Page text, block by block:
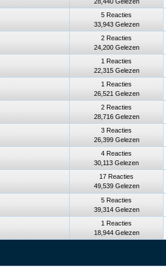
5 Reacties
33,943 Gelezen
2 Reacties
24,200 Gelezen
1 Reacties
22,315 Gelezen
1 Reacties
26,521 Gelezen
2 Reacties
28,716 Gelezen
3 Reacties
26,399 Gelezen
4 Reacties
30,113 Gelezen
17 Reacties
49,539 Gelezen
5 Reacties
39,314 Gelezen
1 Reacties
18,944 Gelezen